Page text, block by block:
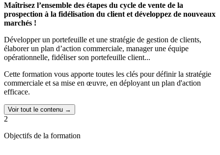
Maîtrisez l’ensemble des étapes du cycle de vente de la
prospection à la fidélisation du client et développez de nouveaux
marchés !
Développer un portefeuille et une stratégie de gestion de clients,
élaborer un plan d’action commerciale, manager une équipe
opérationnelle, fidéliser son portefeuille client...
Cette formation vous apporte toutes les clés pour définir la stratégie
commerciale et sa mise en œuvre, en déployant un plan d'action
efficace.
Voir tout le contenu →
2
Objectifs de la formation